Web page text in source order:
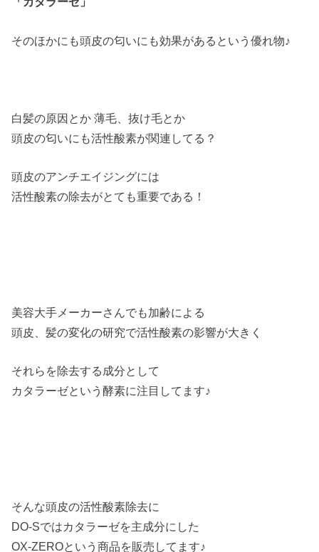
そのほかにも頭皮の匂いにも効果があるという優れ物♪
白髪の原因とか 薄毛、抜け毛とか
頭皮の匂いにも活性酸素が関連してる？
頭皮のアンチエイジングには
活性酸素の除去がとても重要である！
美容大手メーカーさんでも加齢による
頭皮、髪の変化の研究で活性酸素の影響が大きく
それらを除去する成分として
カタラーゼという酵素に注目してます♪
そんな頭皮の活性酸素除去に
DO-Sではカタラーゼを主成分にした
OX-ZEROという商品を販売してます♪